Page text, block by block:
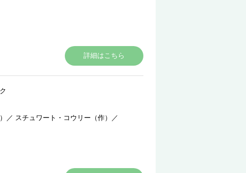
詳細はこちら
／ スチュワート・コウリー（作）
／